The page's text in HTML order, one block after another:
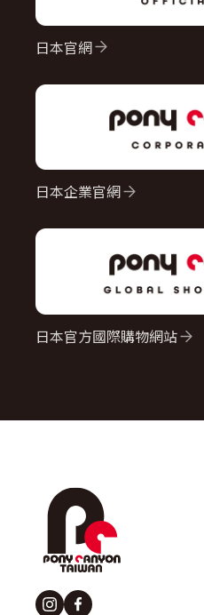
日本官網
日本企業官網
日本官方國際購物網站